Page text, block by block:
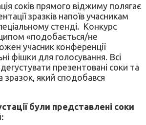
соків прямого віджиму полягає
зразків напоїв учасникам
стенді. Конкурс
«подобається/не
учасник конференції
фішки для голосування. Всі
презентовані соки та
зразок, який сподобався
були представлені соки